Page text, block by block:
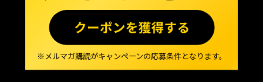
※メルマガ購読がキャンペーンの応募条件となります。